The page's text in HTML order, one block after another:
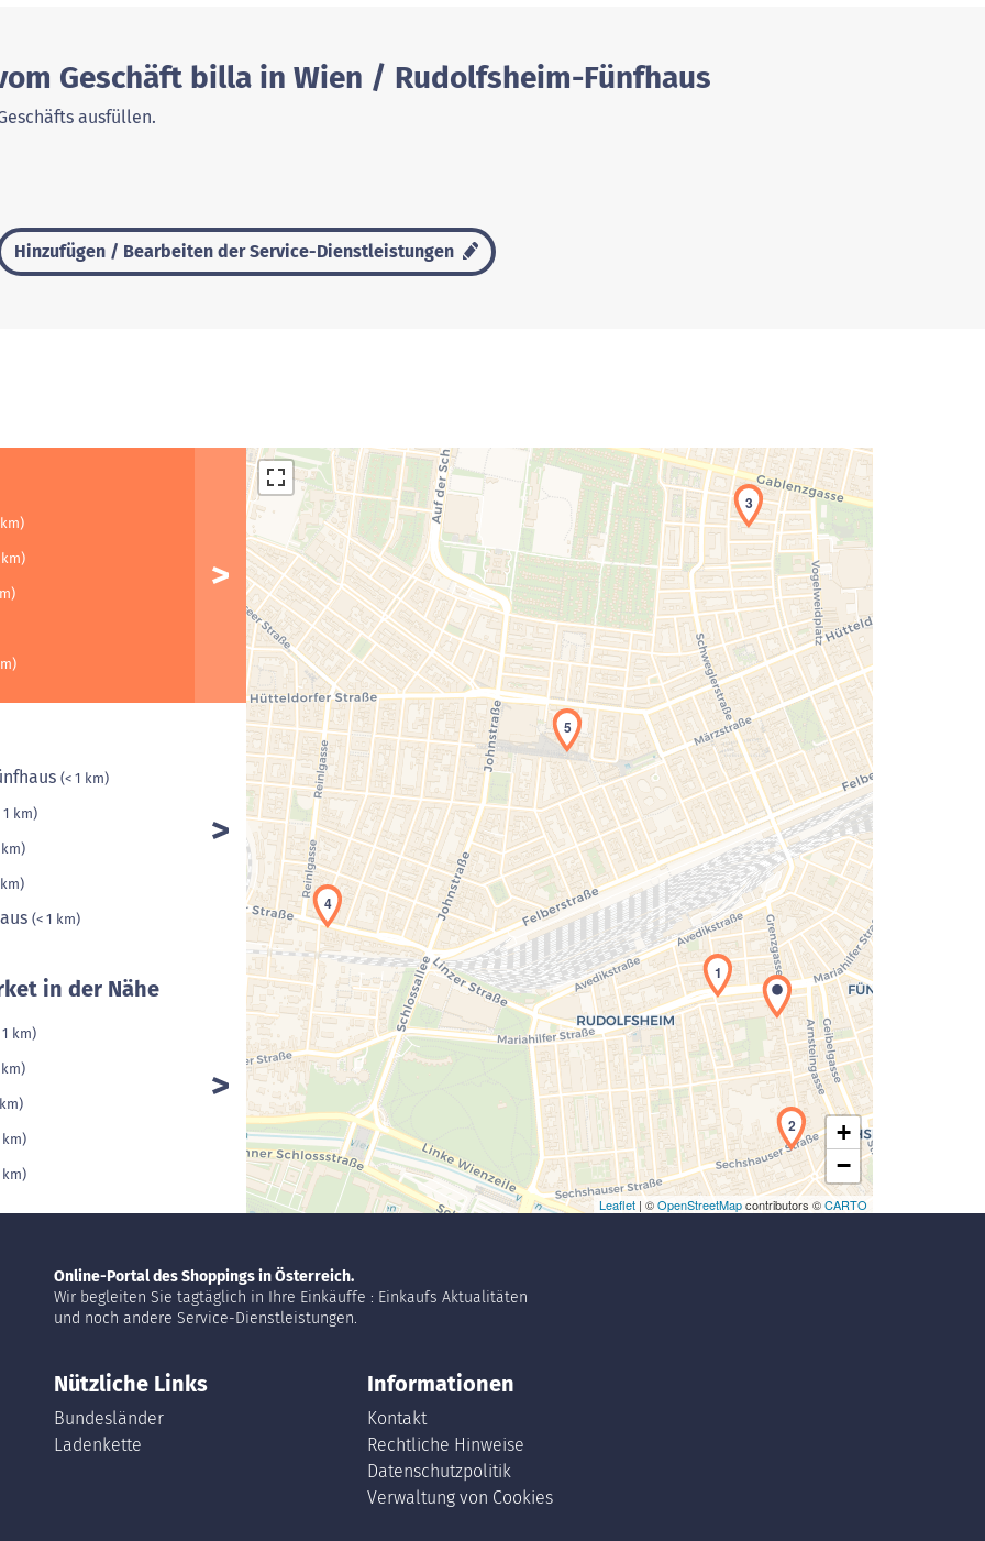
Geschäft billa in Wien / Rudolfsheim-Fünfhaus
ausfüllen.
Hinzufügen / Bearbeiten der Service-Dienstleistungen
km)
(< 1 km)
1 km)
km)
(< 1 km)
in der Nähe
1 km)
km)
km)
km)
Laden der Karte...
1
2
3
4
5
+
−
Leaflet | ©OpenStreetMapcontributors ©CARTO
Online-Portal des Shoppings in Österreich.
Wir begleiten Sie tagtäglich in Ihre Einkäuffe : Einkaufs Aktualitäten
und noch andere Service-Dienstleistungen.
Nützliche Links
Bundesländer
Ladenkette
Informationen
Kontakt
Rechtliche Hinweise
Datenschutzpolitik
Verwaltung von Cookies